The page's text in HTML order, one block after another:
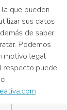
que pueden
sus datos
de saber
Podemos
motivo legal
respecto puede